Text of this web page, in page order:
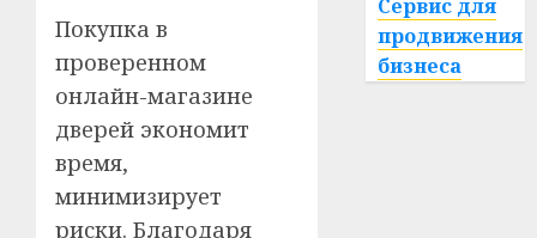
Покупка в
проверенном
онлайн-магазине
дверей экономит
время,
минимизирует
риски. Благодаря
Сервис для
продвижения
бизнеса